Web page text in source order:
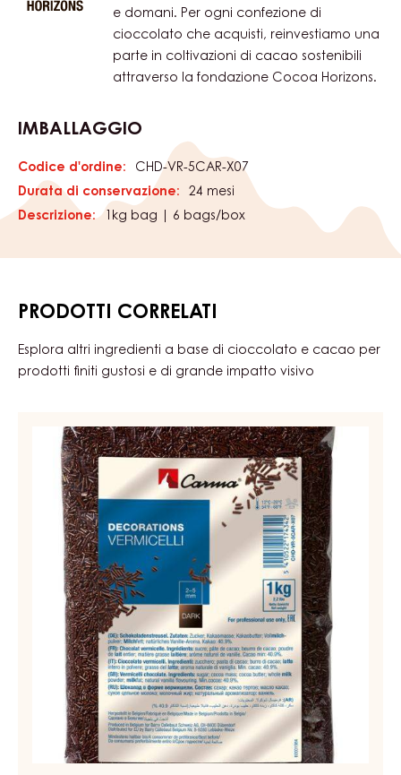
e domani. Per ogni confezione di
cioccolato che acquisti, reinvestiamo una
parte in coltivazioni di cacao sostenibili
attraverso la fondazione Cocoa Horizons.
IMBALLAGGIO
Codice d'ordine:
CHD-VR-5CAR-X07
Durata di conservazione:
24 mesi
Descrizione:
1kg bag | 6 bags/box
PRODOTTI CORRELATI
Esplora altri ingredienti a base di cioccolato e cacao per
prodotti finiti gustosi e di grande impatto visivo
VERMICELLI
CIOCCOLATO
FONDENTE
SACCHETTO